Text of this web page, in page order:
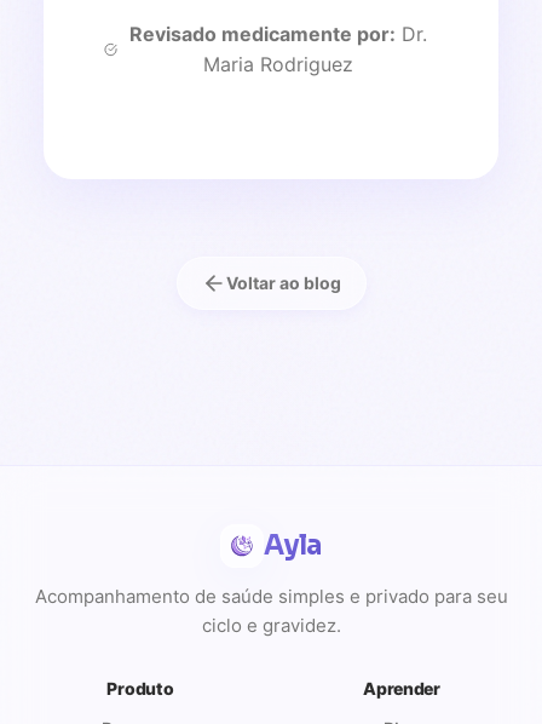
Revisado medicamente por: Dr.
Maria Rodriguez
Voltar ao blog
Ayla
Acompanhamento de saúde simples e privado para seu
ciclo e gravidez.
Produto
Aprender